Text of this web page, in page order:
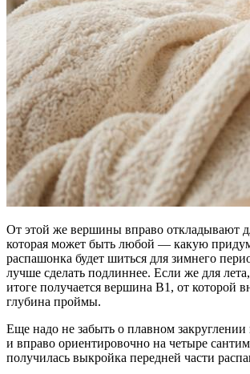
От этой же вершины вправо откладывают
которая может быть любой — какую
распашонка будет шиться для зимнего
лучше сделать подлиннее. Если же для
итоге получается вершина В1, от которой
глубина проймы.
Еще надо не забыть о плавном
и вправо ориентировочно на четыре
получилась выкройка передней части